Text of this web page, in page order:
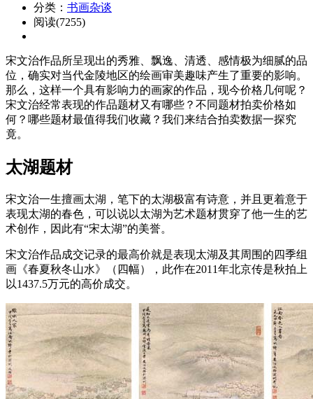
分类： 书画杂谈
阅读(7255)
宋文治作品所呈现出的秀雅、飘逸、清透、感情极为细腻的品
位，确实对当代金陵地区的绘画审美趣味产生了重要的影响。
那么，这样一个具有影响力的画家的作品，现今价格几何呢？
宋文治经常表现的作品题材又有哪些？不同题材拍卖价格如
何？哪些题材最值得我们收藏？我们来结合拍卖数据一探究
竟。
太湖题材
宋文治一生擅画太湖，笔下的太湖极富有诗意，并且更着意于
表现太湖的春色，可以说以太湖为艺术题材贯穿了他一生的艺
术创作，因此有“宋太湖”的美誉。
宋文治作品成交记录的最高价就是表现太湖及其周围的四季组
画《春夏秋冬山水》（四幅），此作在2011年北京传是秋拍上
以1437.5万元的高价成交。